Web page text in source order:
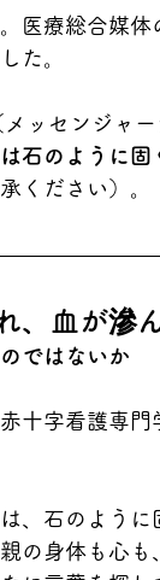
療総合媒体
た。
ッセンジャ
石のように
ください）。
、血が滲
ではないか
十字看護専門
、石のように
の身体も心